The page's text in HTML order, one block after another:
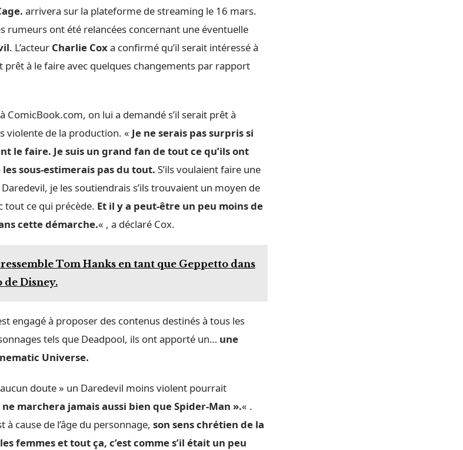
arrivera sur la plateforme de streaming le 16 mars.
rumeurs ont été relancées concernant une éventuelle
. L’acteur Charlie Coxa confirmé qu’il serait intéressé à
prêt à le faire avec quelques changements par rapport
ComicBook.com, on lui a demandé s’il serait prêt à
violente de la production. « Je ne serais pas surpris si
le faire. Je suis un grand fan de tout ce qu’ils ont
sous-estimerais pas du tout. S’ils voulaient faire une
je les soutiendrais s’ils trouvaient un moyen de
tout ce qui précède. Et il y a peut-être un peu moins de
cette démarche.« , a déclaré Cox.
Tom Hanks en tant que Geppetto dans
Disney.
engagé à proposer des contenus destinés à tous les
tels que Deadpool, ils ont apporté un… une
Universe.
aucun doute » un Daredevil moins violent pourrait
ne marchera jamais aussi bien que Spider-Man ».« .
à cause de l’âge du personnage, son sens chrétien de la
femmes et tout ça, c’est comme s’il était un peu